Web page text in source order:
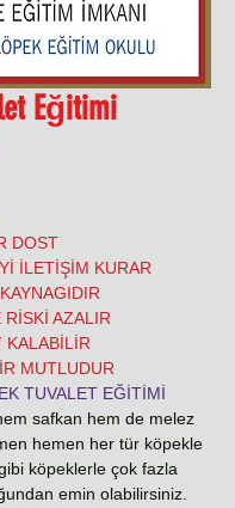
Eğitimi
DOST
İLETİŞİM KURAR
RİSKİ AZALIR
KALABİLİR
MUTLUDUR
TUVALET EĞİTİMİ
safkan hem de melez
hemen her tür köpekle
köpeklerle çok fazla
emin olabilirsiniz.